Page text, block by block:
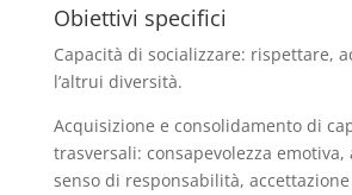
Obiettivi specifici
Capacità di socializzare: rispettare,
l’altrui diversità.
Acquisizione e consolidamento di
trasversali: consapevolezza
senso di responsabilità,